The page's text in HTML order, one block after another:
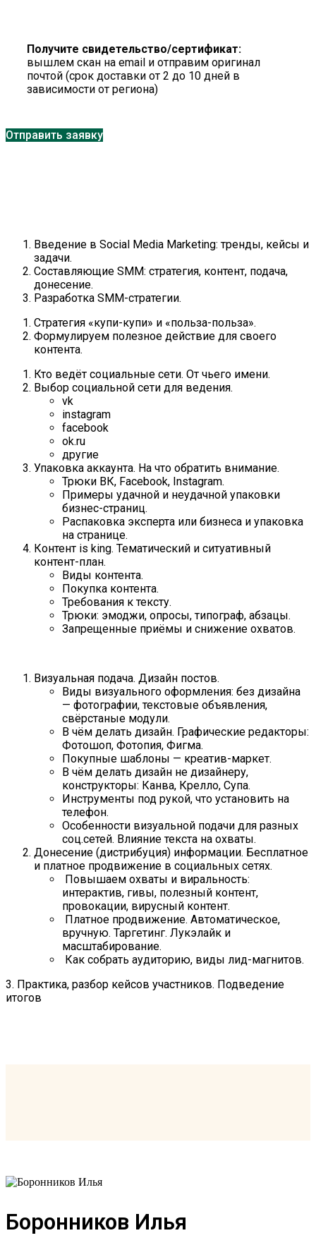
Получите свидетельство/сертификат:
вышлем скан на email и отправим оригинал
почтой (срок доставки от 2 до 10 дней в
зависимости от региона)
Отправить заявку
Введение в Social Media Marketing: тренды, кейсы и
задачи.
Составляющие SMM: стратегия, контент, подача,
донесение.
Разработка SMM-стратегии.
Стратегия «купи-купи» и «польза-польза».
Формулируем полезное действие для своего
контента.
Кто ведёт социальные сети. От чьего имени.
Выбор социальной сети для ведения.
vk
instagram
facebook
ok.ru
другие
Упаковка аккаунта. На что обратить внимание.
Трюки ВК, Facebook, Instagram.
Примеры удачной и неудачной упаковки
бизнес-страниц.
Распаковка эксперта или бизнеса и упаковка
на странице.
Контент is king. Тематический и ситуативный
контент-план.
Виды контента.
Покупка контента.
Требования к тексту.
Трюки: эмоджи, опросы, типограф, абзацы.
Запрещенные приёмы и снижение охватов.
Визуальная подача. Дизайн постов.
Виды визуального оформления: без дизайна
— фотографии, текстовые объявления,
свёрстаные модули.
В чём делать дизайн. Графические редакторы:
Фотошоп, Фотопия, Фигма.
Покупные шаблоны — креатив-маркет.
В чём делать дизайн не дизайнеру,
конструкторы: Канва, Крелло, Супа.
Инструменты под рукой, что установить на
телефон.
Особенности визуальной подачи для разных
соц.сетей. Влияние текста на охваты.
Донесение (дистрибуция) информации. Бесплатное
и платное продвижение в социальных сетях.
Повышаем охваты и виральность:
интерактив, гивы, полезный контент,
провокации, вирусный контент.
Платное продвижение. Автоматическое,
вручную. Таргетинг. Лукэлайк и
масштабирование.
Как собрать аудиторию, виды лид-магнитов.
3. Практика, разбор кейсов участников. Подведение
итогов
Боронников Илья